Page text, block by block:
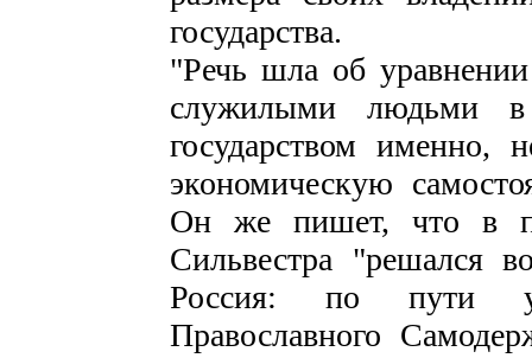
государства.
"Речь шла об
служилыми людьми в
государством именно,
экономическую
Он же пишет, что в
Сильвестра "решался
Россия: по пути
Православного